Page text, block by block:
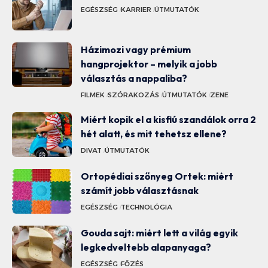
EGÉSZSÉG KARRIER ÚTMUTATÓK
Házimozi vagy prémium
hangprojektor – melyik a jobb
választás a nappaliba?
FILMEK SZÓRAKOZÁS ÚTMUTATÓK ZENE
Miért kopik el a kisfiú szandálok orra 2
hét alatt, és mit tehetsz ellene?
DIVAT ÚTMUTATÓK
Ortopédiai szőnyeg Ortek: miért
számít jobb választásnak
EGÉSZSÉG TECHNOLÓGIA
Gouda sajt: miért lett a világ egyik
legkedveltebb alapanyaga?
EGÉSZSÉG FŐZÉS